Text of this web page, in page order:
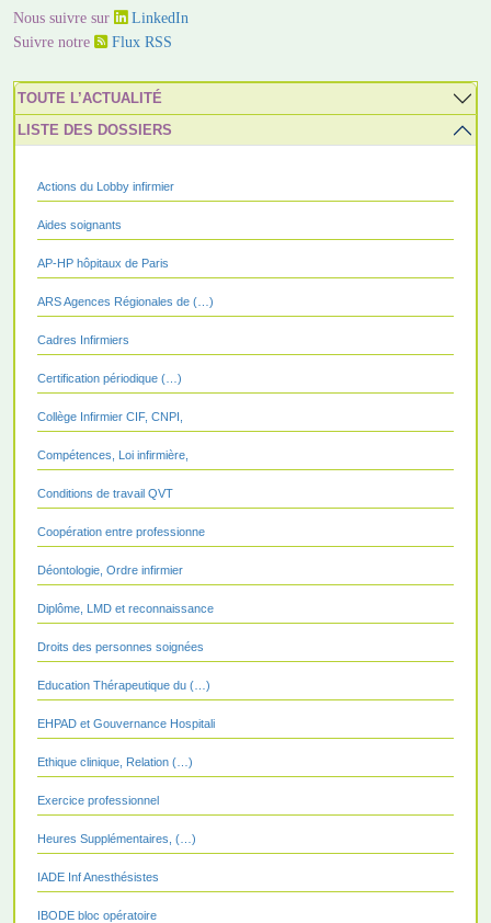
Nous suivre sur
LinkedIn
Suivre notre
Flux RSS
TOUTE L’ACTUALITÉ
LISTE DES DOSSIERS
Actions du Lobby infirmier
Aides soignants
AP-HP hôpitaux de Paris
ARS Agences Régionales de (…)
Cadres Infirmiers
Certification périodique (…)
Collège Infirmier CIF, CNPI,
Compétences, Loi infirmière,
Conditions de travail QVT
Coopération entre professionne
Déontologie, Ordre infirmier
Diplôme, LMD et reconnaissance
Droits des personnes soignées
Education Thérapeutique du (…)
EHPAD et Gouvernance Hospitali
Ethique clinique, Relation (…)
Exercice professionnel
Heures Supplémentaires, (…)
IADE Inf Anesthésistes
IBODE bloc opératoire